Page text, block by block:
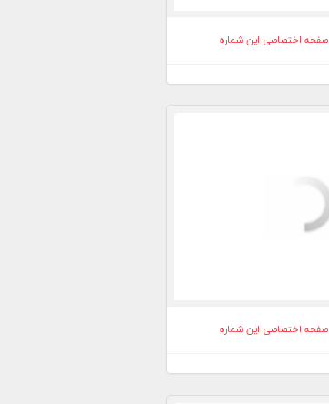
صفحه اختصاصی این شماره
صفحه اختصاصی این شماره